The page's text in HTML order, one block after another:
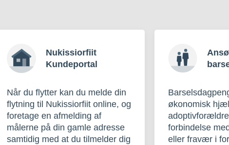
Nukissiorfiit
Kundeportal
Når du flytter kan du melde din
flytning til Nukissiorfiit online, og
foretage en afmelding af
målerne på din gamle adresse
samtidig med at du tilmelder dig
økonomisk
forbindelse
eller fravær i